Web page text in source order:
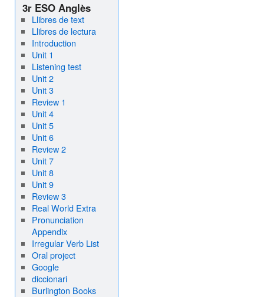
3r ESO Anglès
Llibres de text
Llibres de lectura
Introduction
Unit 1
Listening test
Unit 2
Unit 3
Review 1
Unit 4
Unit 5
Unit 6
Review 2
Unit 7
Unit 8
Unit 9
Review 3
Real World Extra
Pronunciation
Appendix
Irregular Verb List
Oral project
Google
diccionari
Burlington Books